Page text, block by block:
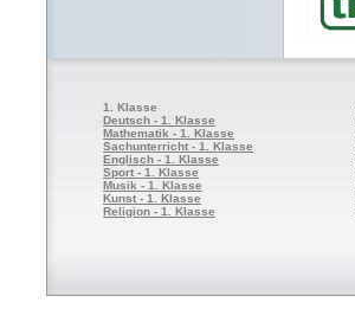
1. Klasse
Deutsch - 1. Klasse
Mathematik - 1. Klasse
Sachunterricht - 1. Klasse
Englisch - 1. Klasse
Sport - 1. Klasse
Musik - 1. Klasse
Kunst - 1. Klasse
Religion - 1. Klasse